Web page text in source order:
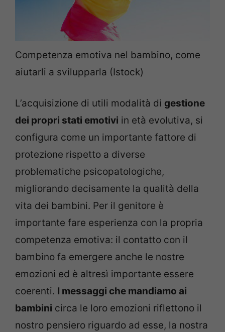
Competenza emotiva nel bambino, come
aiutarli a svilupparla (Istock)
L’acquisizione di utili modalità di gestione
dei propri stati emotivi in età evolutiva, si
configura come un importante fattore di
protezione rispetto a diverse
problematiche psicopatologiche,
migliorando decisamente la qualità della
vita dei bambini. Per il genitore è
importante fare esperienza con la propria
competenza emotiva: il contatto con il
bambino fa emergere anche le nostre
emozioni ed è altresì importante essere
coerenti. I messaggi che mandiamo ai
bambini circa le loro emozioni riflettono il
nostro pensiero riguardo ad esse, la nostra